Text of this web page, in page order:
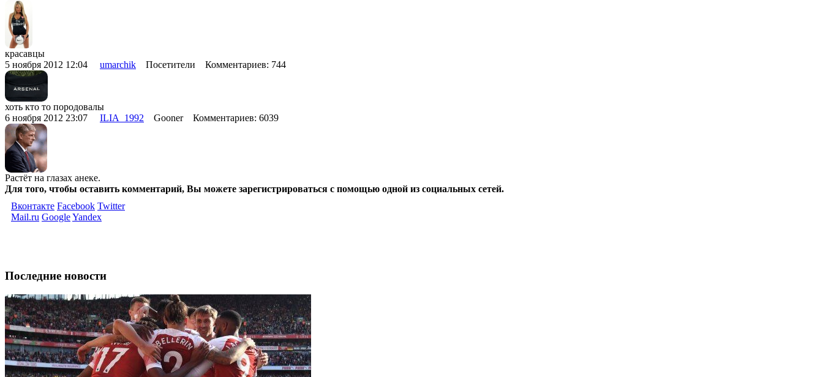
красавцы
5 ноября 2012 12:04 umarchik Посетители Комментариев: 744
хоть кто то породовалы
6 ноября 2012 23:07 ILIA_1992 Gooner Комментариев: 6039
Растёт на глазах анеке.
Для того, чтобы оставить комментарий, Вы можете зарегистрироваться с помощью одной из социальных сетей.
Вконтакте Facebook Twitter
Mail.ru GoogleYandex
Последние новости